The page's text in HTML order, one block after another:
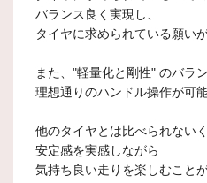
バランス良く実現し、
タイヤに求められている願い
また、"軽量化と剛性" のバラ
理想通りのハンドル操作が可
他のタイヤとは比べられない
安定感を実感しながら
気持ち良い走りを楽しむこと